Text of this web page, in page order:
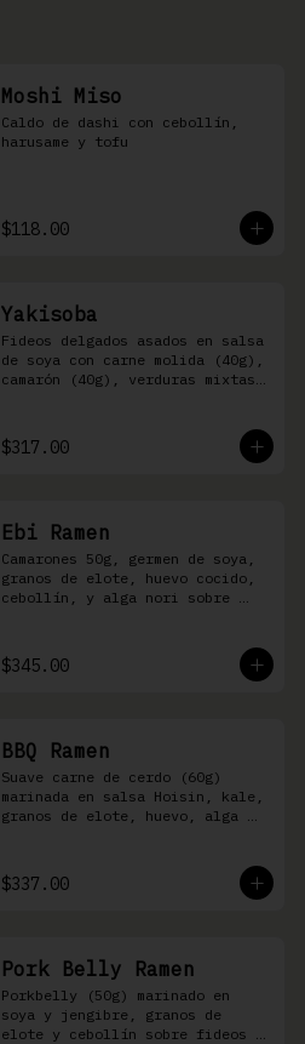
Moshi Miso
Caldo de dashi con cebollín,
harusame y tofu
$118.00
Yakisoba
Fideos delgados asados en salsa
de soya con carne molida (40g),
camarón (40g), verduras mixtas
$317.00
Ebi Ramen
Camarones 50g, germen de soya,
granos de elote, huevo cocido,
cebollín, y alga nori sobre
$345.00
BBQ Ramen
Suave carne de cerdo (60g)
marinada en salsa Hoisin, kale,
granos de elote, huevo, alga
cerdo
$337.00
Pork Belly Ramen
Porkbelly (50g) marinado en
soya y jengibre, granos de
elote y cebollín sobre fideos